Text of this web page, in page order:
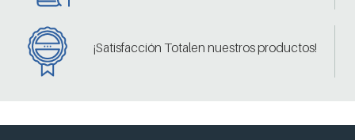
¡Satisfacción Totalen nuestros productos!